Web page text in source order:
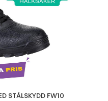
STÅLSKYDD FW10